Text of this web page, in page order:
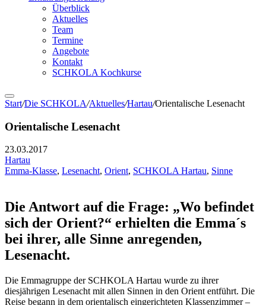
Überblick
Aktuelles
Team
Termine
Angebote
Kontakt
SCHKOLA Kochkurse
Start/Die SCHKOLA/Aktuelles/Hartau/Orientalische Lesenacht
Orientalische Lesenacht
23.03.2017
Hartau
Emma-Klasse, Lesenacht, Orient, SCHKOLA Hartau, Sinne
Die Antwort auf die Frage: „Wo befindet
sich der Orient?“ erhielten die Emma´s
bei ihrer, alle Sinne anregenden,
Lesenacht.
Die Emmagruppe der SCHKOLA Hartau wurde zu ihrer
diesjährigen Lesenacht mit allen Sinnen in den Orient entführt. Die
Reise begann in dem orientalisch eingerichteten Klassenzimmer –